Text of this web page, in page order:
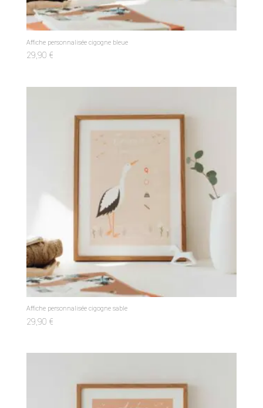
Affiche personnalisée cigogne bleue
29,90 €
Affiche personnalisée cigogne sable
29,90 €